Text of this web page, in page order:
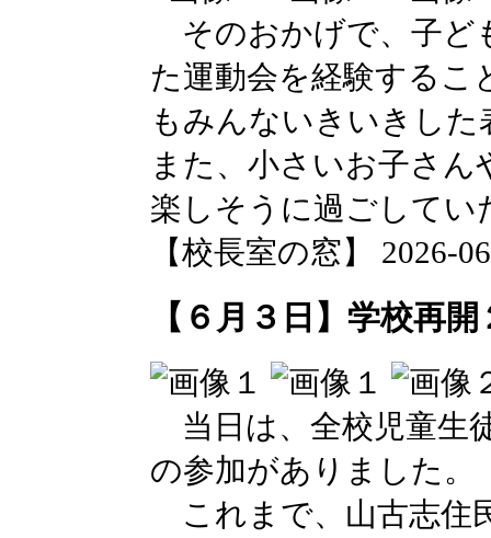
そのおかげで、子ど
た運動会を経験するこ
もみんないきいきし
また、小さいお子さ
楽しそうに過ごしてい
【校長室の窓】 2026-
【６月３日】学校再
当日は、全校児童生
の参加がありました。
これまで、山古志住